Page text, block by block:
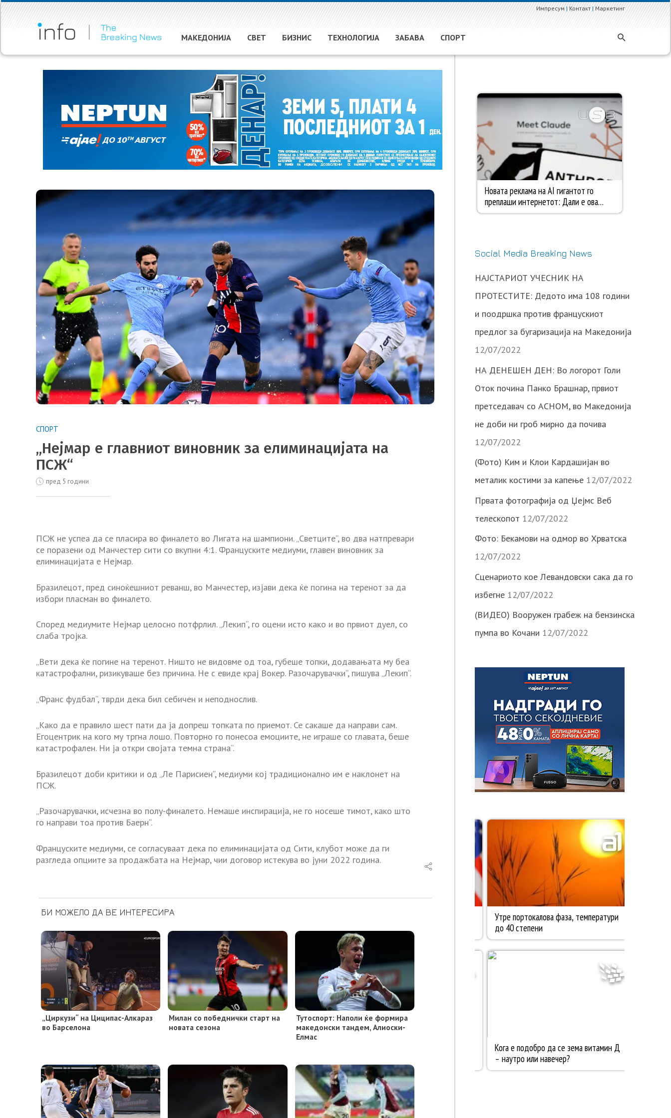
Импресум|Контакт|Маркетинг
МАКЕДОНИЈА СВЕТ БИЗНИС ТЕХНОЛОГИЈА ЗАБАВА СПОРТ
СПОРТ
„Нејмар е главниот виновник за елиминацијата на
ПСЖ“
пред 5 години
ПСЖ не успеа да се пласира во финалето во Лигата на шампиони. „Светците“, во два натпревари
се поразени од Манчестер сити со вкупни 4:1. Француските медиуми, главен виновник за
елиминацијата е Нејмар.
Бразилецот, пред синоќешниот реванш, во Манчестер, изјави дека ќе погина на теренот за да
избори пласман во финалето.
Според медиумите Нејмар целосно потфрлил. „Лекип“, го оцени исто како и во првиот дуел, со
слаба тројка.
„Вети дека ќе погине на теренот. Ништо не видовме од тоа, губеше топки, додавањата му беа
катастрофални, ризикуваше без причина. Не с евиде крај Вокер. Разочарувачки“, пишува „Лекип“.
„Франс фудбал“, тврди дека бил себичен и неподнослив.
„Како да е правило шест пати да ја допреш топката по приемот. Се сакаше да направи сам.
Егоцентрик на кого му тргна лошо. Повторно го понесоа емоциите, не играше со главата, беше
катастрофален. Ни ја откри својата темна страна“.
Бразилецот доби критики и од „Ле Парисиен“, медиуми кој традиционално им е наклонет на
ПСЖ.
„Разочарувачки, исчезна во полу-финалето. Немаше инспирација, не го носеше тимот, како што
го направи тоа против Баерн“.
Француските медиуми, се согласуваат дека по елиминацијата од Сити, клубот може да ги
разгледа опциите за продажбата на Нејмар, чии договор истекува во јуни 2022 година.
БИ МОЖЕЛО ДА ВЕ ИНТЕРЕСИРА
„Циркузи“ на Циципас-Алкараз
во Барселона
Милан со победнички старт на
новата сезона
Тутоспорт: Наполи ќе формира
македонски тандем, Алиоски-
Елмас
Social Media Breaking News
НАЈСТАРИОТ УЧЕСНИК НА
ПРОТЕСТИТЕ: Дедото има 108 години
и поодршка против францускиот
предлог за бугаризација на Македонија
12/07/2022
НА ДЕНЕШЕН ДЕН: Во логорот Голи
Оток почина Панко Брашнар, првиот
претседавач со АСНОМ, во Македонија
не доби ни гроб мирно да почива
12/07/2022
(Фото) Ким и Клои Кардашијан во
металик костими за капење 12/07/2022
Првата фотографија од Џејмс Веб
телескопот 12/07/2022
Фото: Бекамови на одмор во Хрватска
12/07/2022
Сценариото кое Левандовски сака да го
избегне 12/07/2022
(ВИДЕО) Вооружен грабеж на бензинска
пумпа во Кочани 12/07/2022